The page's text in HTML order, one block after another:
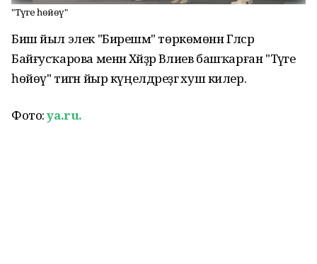
"Тәүге һөйөү"
Биш йыл элек "Бирешмә" төркөмөнән Гәлсәр
Байғусҡарова менән Хәйҙәр Вәлиев башҡарған "Тәүге
һөйөү" тигән йыр күңелдәреҙгә хуш килер.
Фото:ya.ru.